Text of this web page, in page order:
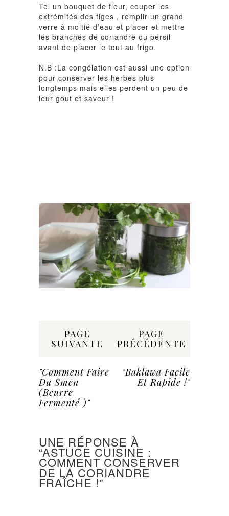
Tel un bouquet de fleur, couper les
extrémités des tiges , remplir un grand
verre à moitié d’eau et placer et mettre
les branches de coriandre ou persil
avant de placer le tout au frigo.
N.B :La congélation est aussi une option
pour conserver les herbes plus
longtemps mais elles perdent un peu de
leur gout et saveur !
PAGE
SUIVANTE
"Comment Faire
Du Smen
(Beurre
Fermenté )"
PAGE
PRÉCÉDENTE
"Baklawa Facile
Et Rapide !"
UNE RÉPONSE À
“ASTUCE CUISINE :
COMMENT CONSERVER
DE LA CORIANDRE
FRAÎCHE !”